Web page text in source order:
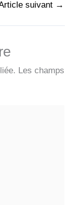
suivant →
Les champs